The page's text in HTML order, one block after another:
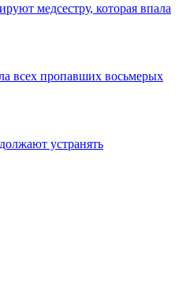
медсестру, которая впала
всех пропавших восьмерых
устранять